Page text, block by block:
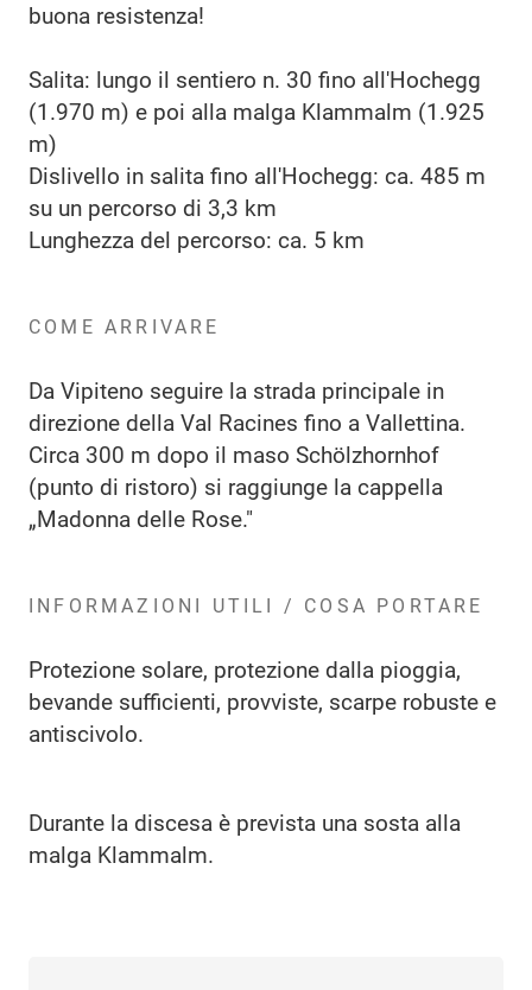
buona resistenza!
Salita: lungo il sentiero n. 30 fino all'Hochegg
(1.970 m) e poi alla malga Klammalm (1.925
m)
Dislivello in salita fino all'Hochegg: ca. 485 m
su un percorso di 3,3 km
Lunghezza del percorso: ca. 5 km
COME ARRIVARE
Da Vipiteno seguire la strada principale in
direzione della Val Racines fino a Vallettina.
Circa 300 m dopo il maso Schölzhornhof
(punto di ristoro) si raggiunge la cappella
„Madonna delle Rose."
INFORMAZIONI UTILI / COSA PORTARE
Protezione solare, protezione dalla pioggia,
bevande sufficienti, provviste, scarpe robuste e
antiscivolo.
Durante la discesa è prevista una sosta alla
malga Klammalm.